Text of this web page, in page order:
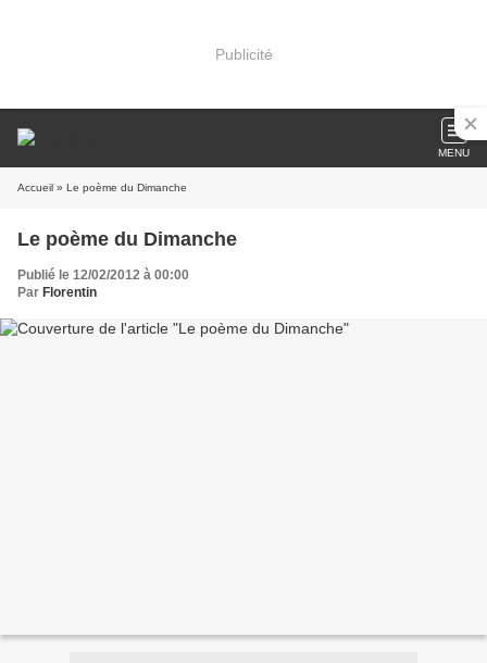
Publicité
MENU
Accueil » Le poème du Dimanche
Le poème du Dimanche
Publié le 12/02/2012 à 00:00
Par Florentin